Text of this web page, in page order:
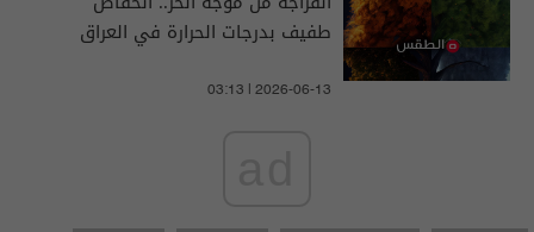
طفيف بدرجات الحرارة في العراق
03:13 | 2026-06-13